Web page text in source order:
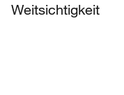
Weitsichtigkeit